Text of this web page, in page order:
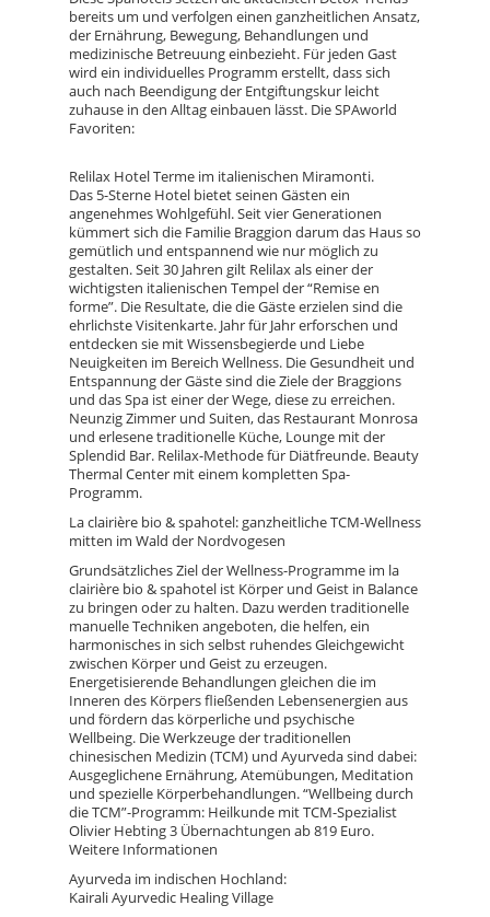
bereits um und verfolgen einen ganzheitlichen Ansatz,
der Ernährung, Bewegung, Behandlungen und
medizinische Betreuung einbezieht. Für jeden Gast
wird ein individuelles Programm erstellt, dass sich
auch nach Beendigung der Entgiftungskur leicht
zuhause in den Alltag einbauen lässt. Die SPAworld
Favoriten:
Relilax Hotel Terme im italienischen Miramonti.
Das 5-Sterne Hotel bietet seinen Gästen ein
angenehmes Wohlgefühl. Seit vier Generationen
kümmert sich die Familie Braggion darum das Haus so
gemütlich und entspannend wie nur möglich zu
gestalten. Seit 30 Jahren gilt Relilax als einer der
wichtigsten italienischen Tempel der “Remise en
forme”. Die Resultate, die die Gäste erzielen sind die
ehrlichste Visitenkarte. Jahr für Jahr erforschen und
entdecken sie mit Wissensbegierde und Liebe
Neuigkeiten im Bereich Wellness. Die Gesundheit und
Entspannung der Gäste sind die Ziele der Braggions
und das Spa ist einer der Wege, diese zu erreichen.
Neunzig Zimmer und Suiten, das Restaurant Monrosa
und erlesene traditionelle Küche, Lounge mit der
Splendid Bar. Relilax-Methode für Diätfreunde. Beauty
Thermal Center mit einem kompletten Spa-
Programm.
La clairière bio & spahotel: ganzheitliche TCM-Wellness
mitten im Wald der Nordvogesen
Grundsätzliches Ziel der Wellness-Programme im la
clairière bio & spahotel ist Körper und Geist in Balance
zu bringen oder zu halten. Dazu werden traditionelle
manuelle Techniken angeboten, die helfen, ein
harmonisches in sich selbst ruhendes Gleichgewicht
zwischen Körper und Geist zu erzeugen.
Energetisierende Behandlungen gleichen die im
Inneren des Körpers fließenden Lebensenergien aus
und fördern das körperliche und psychische
Wellbeing. Die Werkzeuge der traditionellen
chinesischen Medizin (TCM) und Ayurveda sind dabei:
Ausgeglichene Ernährung, Atemübungen, Meditation
und spezielle Körperbehandlungen. “Wellbeing durch
die TCM”-Programm: Heilkunde mit TCM-Spezialist
Olivier Hebting 3 Übernachtungen ab 819 Euro.
Weitere Informationen
Ayurveda im indischen Hochland:
Kairali Ayurvedic Healing Village